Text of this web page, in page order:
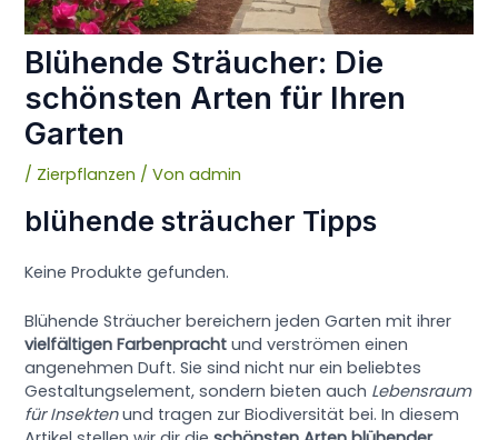
Blühende Sträucher: Die
schönsten Arten für Ihren
Garten
/ Zierpflanzen / Vonadmin
blühende sträucher Tipps
Keine Produkte gefunden.
Blühende Sträucher bereichern jeden Garten mit ihrer
vielfältigen Farbenpracht und verströmen einen
angenehmen Duft. Sie sind nicht nur ein beliebtes
Gestaltungselement, sondern bieten auch Lebensraum
für Insektenund tragen zur Biodiversität bei. In diesem